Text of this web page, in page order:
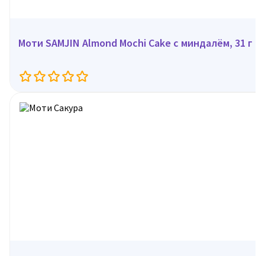
Моти SAMJIN Almond Mochi Cake с миндалём, 31 г